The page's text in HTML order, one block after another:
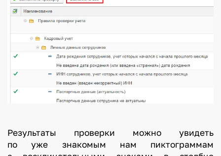
Результаты проверки можно увидеть
по уже знакомым нам пиктограммам